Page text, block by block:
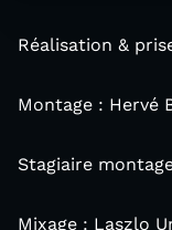
Réalisation &
Montage : Hervé
Stagiaire
Mixage : Laszlo